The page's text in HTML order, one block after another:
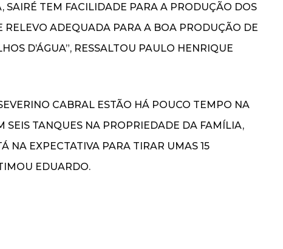
SAIRÉ TEM FACILIDADE PARA A PRODUÇÃO DOS
RELEVO ADEQUADA PARA A BOA PRODUÇÃO DE
D’ÁGUA”, RESSALTOU PAULO HENRIQUE
CABRAL ESTÃO HÁ POUCO TEMPO NA
SEIS TANQUES NA PROPRIEDADE DA FAMÍLIA,
NA EXPECTATIVA PARA TIRAR UMAS 15
EDUARDO.